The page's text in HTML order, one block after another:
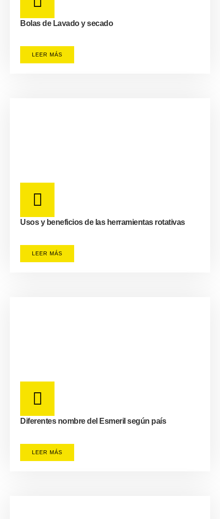
Bolas de Lavado y secado
LEER MÁS
Usos y beneficios de las herramientas rotativas
LEER MÁS
Diferentes nombre del Esmeril según país
LEER MÁS